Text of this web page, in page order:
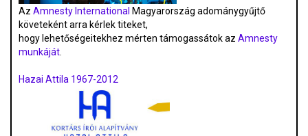
Az Amnesty International Magyarország adománygyűjtő
követeként arra kérlek titeket,
hogy lehetőségeitekhez mérten támogassátok az Amnesty
munkáját.
Hazai Attila 1967-2012